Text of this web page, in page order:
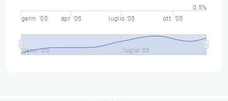
genn. '05 apr. '05 luglio '05 ott. '05
genn. '05 luglio '05
0.5%